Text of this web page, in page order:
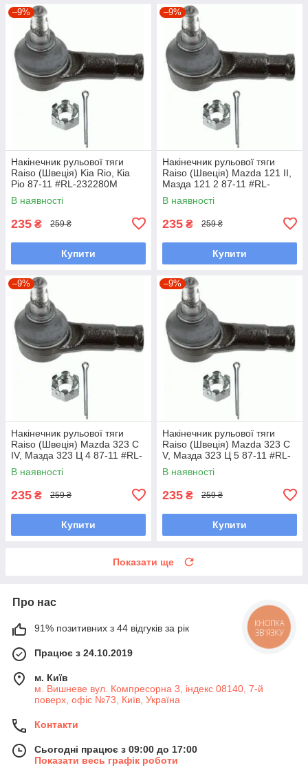
–9%
Накінечник рульової тяги
Raiso (Швеція) Kia Rio, Кіа
Ріо 87-11 #RL-232280M
UAYINBP7
В наявності
235 ₴ 259 ₴
Купити
–9%
Накінечник рульової тяги
Raiso (Швеція) Mazda 121 II,
Мазда 121 2 87-11 #RL-
232280M UAFKHJP7
В наявності
235 ₴ 259 ₴
Купити
–9%
Накінечник рульової тяги
Raiso (Швеція) Mazda 323 C
IV, Мазда 323 Ц 4 87-11 #RL-
232280M UAVPCWF7
В наявності
235 ₴ 259 ₴
Купити
–9%
Накінечник рульової тяги
Raiso (Швеція) Mazda 323 C
V, Мазда 323 Ц 5 87-11 #RL-
232280M UAVPCWF7
В наявності
235 ₴ 259 ₴
Купити
Показати ще
Про нас
91% позитивних з 44 відгуків за рік
Працює з 24.10.2019
м. Київ
м. Вишневе вул. Компресорна 3, індекс 08140, 7-й
поверх, офіс №73, Київ, Україна
Контакти
Сьогодні працює з 09:00 до 17:00
Показати весь графік роботи
КНОПКА
ЗВ'ЯЗКУ